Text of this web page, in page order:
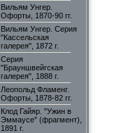
Вильям Унгер.
Офорты, 1870-90 гг.
Вильям Унгер. Серия
"Кассельская
галерея", 1872 г.
Серия
"Брауншвейгская
галерея", 1888 г.
Леопольд Фламенг.
Офорты, 1878-82 гг.
Клод Гайяр. "Ужин в
Эммаусе" (фрагмент),
1891 г.